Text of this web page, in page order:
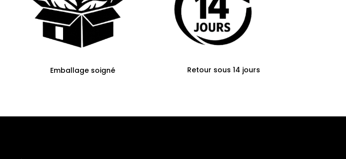
Emballage soigné Retour sous 14 jours